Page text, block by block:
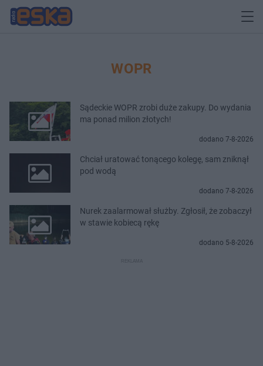
WOPR
Sądeckie WOPR zrobi duże zakupy. Do wydania
ma ponad milion złotych!
dodano 7-8-2026
Chciał uratować tonącego kolegę, sam zniknął
pod wodą
dodano 7-8-2026
Nurek zaalarmował służby. Zgłosił, że zobaczył
w stawie kobiecą rękę
dodano 5-8-2026